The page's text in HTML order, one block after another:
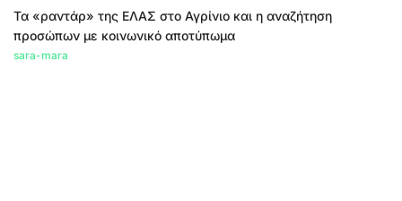
Τα «ραντάρ» της ΕΛΑΣ στο Αγρίνιο και η αναζήτηση
προσώπων με κοινωνικό αποτύπωμα
sara-mara